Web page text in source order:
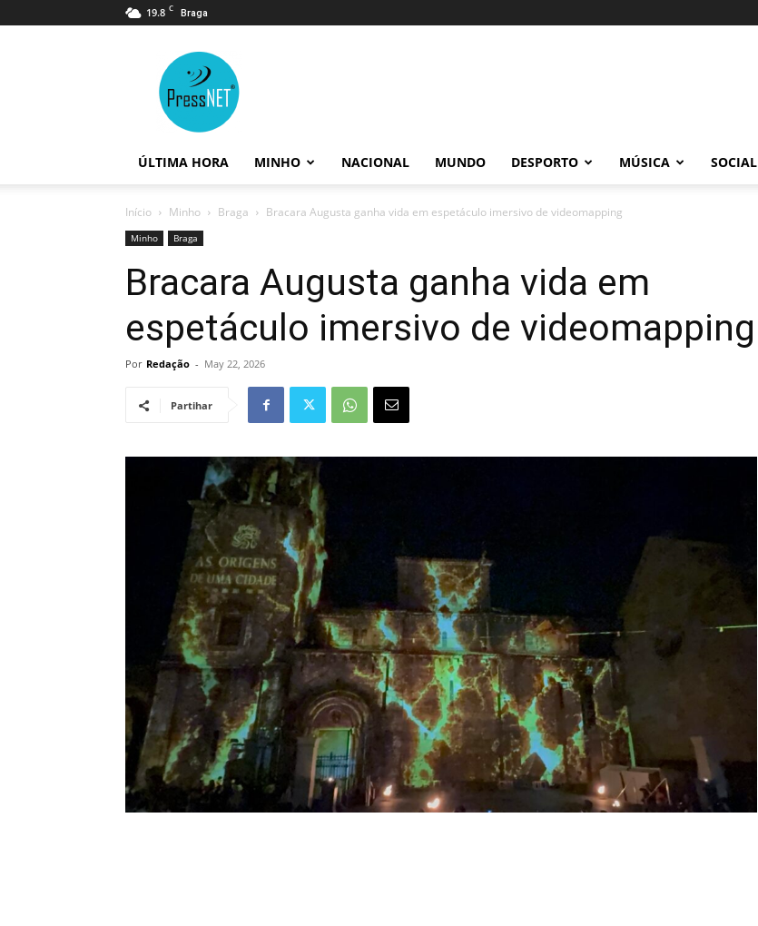
19.8 C Braga
ÚLTIMA HORA MINHO NACIONAL MUNDO DESPORTO MÚSICA SOCIAL
Início Minho Braga Bracara Augusta ganha vida em espetáculo imersivo de videomapping
Minho Braga
Bracara Augusta ganha vida em
espetáculo imersivo de videomapping
Por Redação - May 22, 2026
Partihar